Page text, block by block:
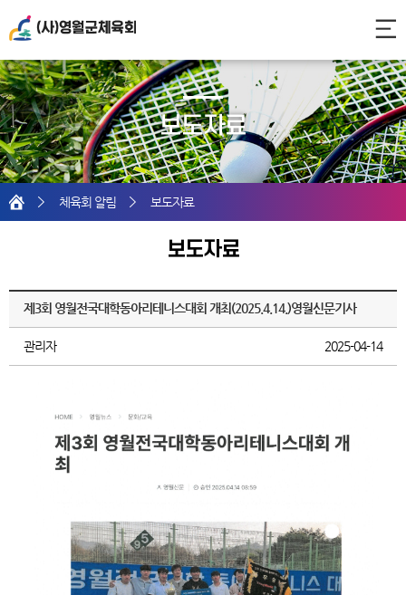
보도자료
홈 체육회 알림 보도자료
보도자료
제3회 영월전국대학동아리테니스대회 개최(2025.4.14.)영월신문기사
관리자 2025-04-14